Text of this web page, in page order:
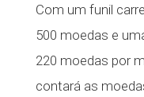
Com um funil
500 moedas e
220 moedas por
contará as